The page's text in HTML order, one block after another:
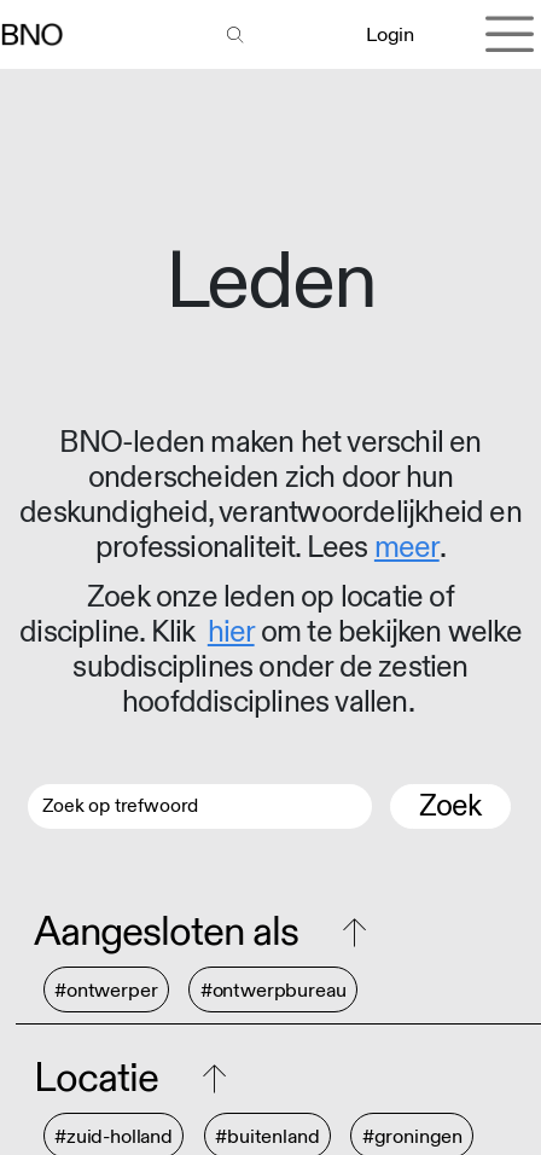
Login
Leden
BNO-leden maken het verschil en
onderscheiden zich door hun
deskundigheid, verantwoordelijkheid en
professionaliteit. Lees meer.
Zoek onze leden op locatie of
discipline. Klik hierom te bekijken welke
subdisciplines onder de zestien
hoofddisciplines vallen.
Zoek
Aangesloten als
#ontwerper #ontwerpbureau
Locatie
#zuid-holland #buitenland #groningen